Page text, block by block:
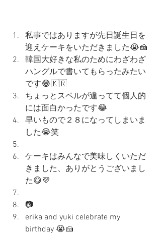
私事ではありますが先日誕生日を
迎えケーキをいただきました😭🍰
韓国大好きな私のためにわざわざ
ハングルで書いてもらったみたい
です😂🇰🇷
ちょっとスペルが違ってて個人的
には面白かったです😂
早いもので２８になってしまいま
した😭笑
ケーキはみんなで美味しくいただ
きました、ありがとうございまし
た😋💜
📷
erika and yuki celebrate my
birthday 😭🍰